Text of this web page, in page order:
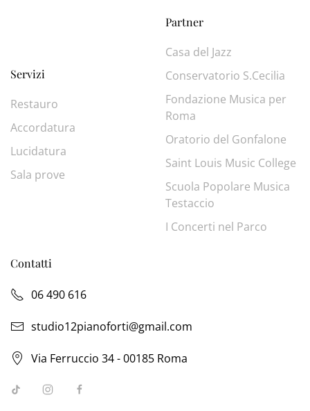
Servizi
Restauro
Accordatura
Lucidatura
Sala prove
Partner
Casa del Jazz
Conservatorio S.Cecilia
Fondazione Musica per
Roma
Oratorio del Gonfalone
Saint Louis Music College
Scuola Popolare Musica
Testaccio
I Concerti nel Parco
Contatti
06 490 616
studio12pianoforti@gmail.com
Via Ferruccio 34 - 00185 Roma